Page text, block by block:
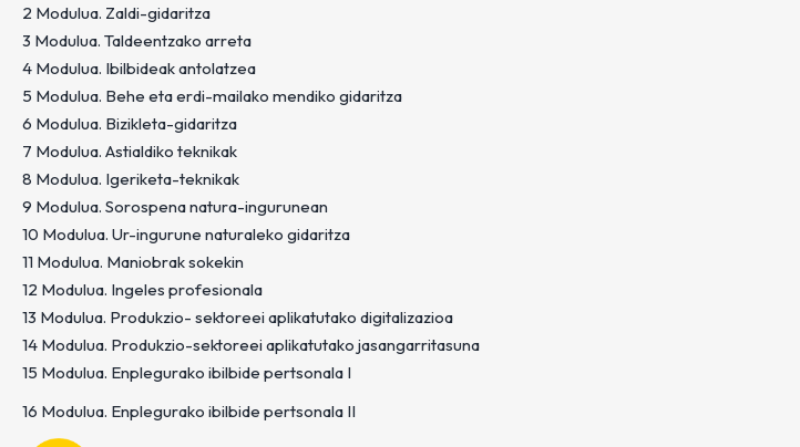
2 Modulua. Zaldi-gidaritza
3 Modulua. Taldeentzako arreta
4 Modulua. Ibilbideak antolatzea
5 Modulua. Behe eta erdi-mailako mendiko gidaritza
6 Modulua. Bizikleta-gidaritza
7 Modulua. Astialdiko teknikak
8 Modulua. Igeriketa-teknikak
9 Modulua. Sorospena natura-ingurunean
10 Modulua. Ur-ingurune naturaleko gidaritza
11 Modulua. Maniobrak sokekin
12 Modulua. Ingeles profesionala
13 Modulua. Produkzio- sektoreei aplikatutako digitalizazioa
14 Modulua. Produkzio-sektoreei aplikatutako jasangarritasuna
15 Modulua. Enplegurako ibilbide pertsonala I
16 Modulua. Enplegurako ibilbide pertsonala II